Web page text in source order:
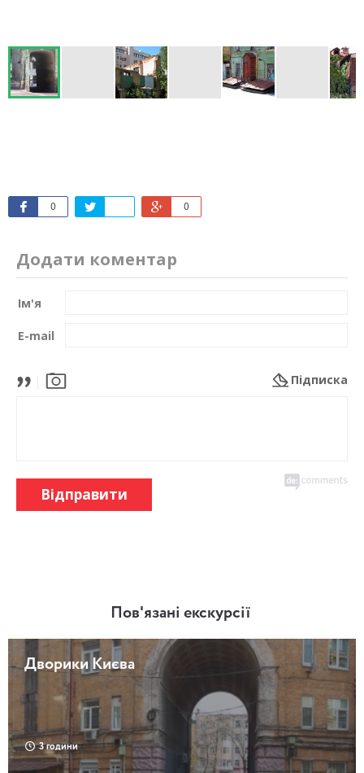
0 0
Додати коментар
Ім'я
E-mail
Підписка
Відправити
Пов'язані екскурсії
Дворики Києва
3 години